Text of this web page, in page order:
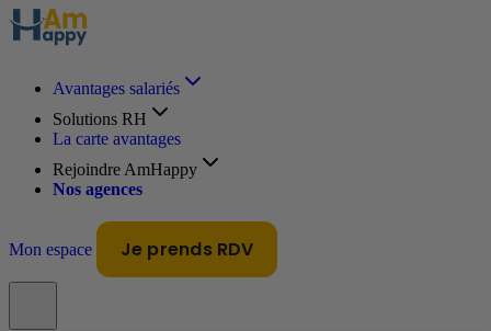
Avantages salariés
Solutions RH
La carte avantages
Rejoindre AmHappy
Nos agences
Mon espace Je prends RDV